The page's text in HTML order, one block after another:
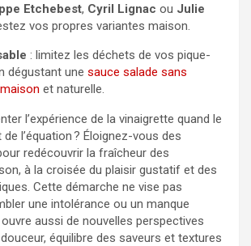
Etchebest, Cyril Lignac ou Julie
vos propres variantes maison.
: limitez les déchets de vos pique-
dégustant une sauce salade sans
et naturelle.
l’expérience de la vinaigrette quand le
l’équation ? Éloignez-vous des
redécouvrir la fraîcheur des
à la croisée du plaisir gustatif et des
Cette démarche ne vise pas
une intolérance ou un manque
ouvre aussi de nouvelles perspectives
équilibre des saveurs et textures